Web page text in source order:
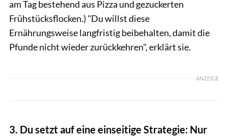
am Tag bestehend aus Pizza und gezuckerten
Frühstücksflocken.) "Du willst diese
Ernährungsweise langfristig beibehalten, damit die
Pfunde nicht wieder zurückkehren", erklärt sie.
ANZEIGE
3. Du setzt auf eine einseitige Strategie: Nur